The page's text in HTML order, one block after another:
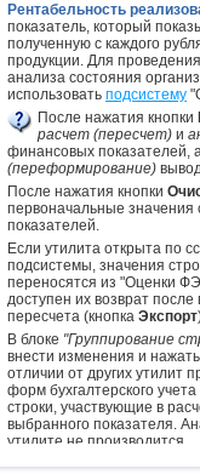
Рентабельность
показатель, который
полученную с каждого
продукции. Для
анализа состояния
использовать подсистему
После нажатия кнопки
расчет (пересчет) и
финансовых показателей,
(переформирование)
После нажатия кнопки
первоначальные значения
показателей.
Если утилита открыта по
подсистемы, значения
переносятся из "Оценки
доступен их возврат
пересчета (кнопка Экспорт
В блоке "Группирование
внести изменения и нажать
отличии от других утилит
форм бухгалтерского
строки, участвующие в
выбранного показателя.
утилите не производится.
Следует учитывать, что